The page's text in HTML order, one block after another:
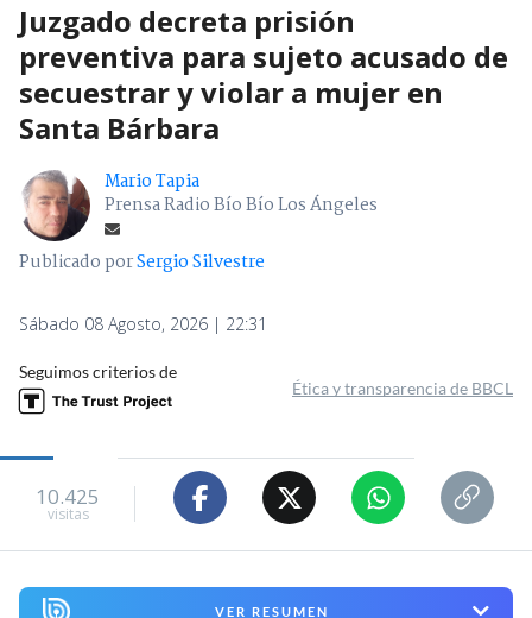
Juzgado decreta prisión
preventiva para sujeto acusado de
secuestrar y violar a mujer en
Santa Bárbara
Mario Tapia
Prensa Radio Bío Bío Los Ángeles
Publicado porSergio Silvestre
Sábado 08 Agosto, 2026 | 22:31
Seguimos criterios de
Ética y transparencia de BBCL
10.425
visitas
VER RESUMEN